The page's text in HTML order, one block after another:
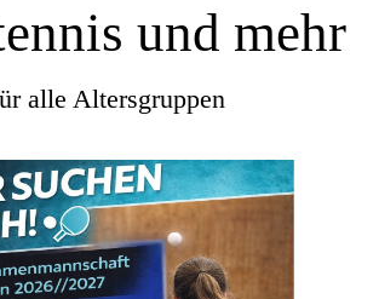
und mehr
alle Altersgruppen